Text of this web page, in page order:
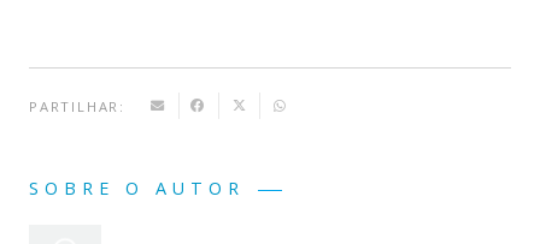
PARTILHAR:
SOBRE O AUTOR